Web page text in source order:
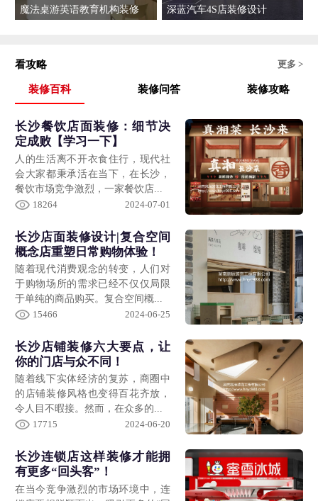
魔法桌游英语教育机构装修 深蓝汽车4S店装修设计
看攻略 更多 >
装修百科 装修问答 装修攻略
长沙餐饮店面装修：细节决
定成败【学习一下】
人的生活离不开衣食住行，现代社
会大家都秉承活在当下，在长沙，
餐饮市场竞争激烈，一家餐饮店...
18264 2024-07-01
长沙店面装修设计|复合空间
概念店重塑日常购物体验！
随着现代消费观念的转变，人们对
于购物场所的需求已经不仅仅局限
于单纯的商品购买。复合空间概...
15466 2024-06-25
长沙店铺装修六大要点，让
你的门店与众不同！
随着线下实体经济的复苏，商圈中
的店铺装修风格也变得百花齐放，
令人目不暇接。然而，在众多的...
17715 2024-06-20
长沙连锁店这样装修才能拥
有更多“回头客”！
在当今竞争激烈的市场环境中，连